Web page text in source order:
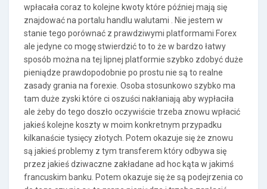
wpłacała coraz to kolejne kwoty które później mają się
znajdować na portalu handlu walutami . Nie jestem w
stanie tego porównać z prawdziwymi platformami Forex
ale jedyne co mogę stwierdzić to to że w bardzo łatwy
sposób można na tej lipnej platformie szybko zdobyć duże
pieniądze prawdopodobnie po prostu nie są to realne
zasady grania na forexie. Osoba stosunkowo szybko ma
tam duże zyski które ci oszuści nakłaniają aby wypłaciła
ale żeby do tego doszło oczywiście trzeba znowu wpłacić
jakieś kolejne koszty w moim konkretnym przypadku
kilkanaście tysięcy złotych. Potem okazuje się że znowu
są jakieś problemy z tym transferem który odbywa się
przez jakieś dziwaczne zakładane ad hoc kąta w jakimś
francuskim banku. Potem okazuje się że są podejrzenia co